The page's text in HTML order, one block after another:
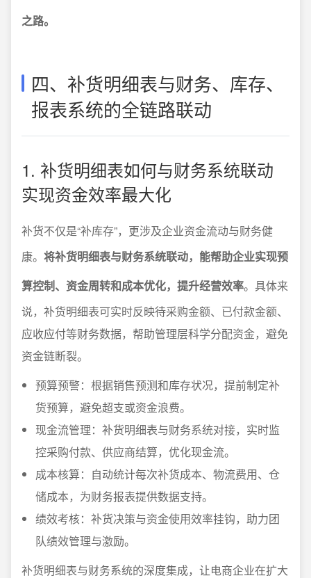
之路。
四、补货明细表与财务、库存、
报表系统的全链路联动
1. 补货明细表如何与财务系统联动
实现资金效率最大化
补货不仅是“补库存”，更涉及企业资金流动与财务健
康。 将补货明细表与财务系统联动，能帮助企业实现预
算控制、资金周转和成本优化，提升经营效率。具体来
说，补货明细表可实时反映待采购金额、已付款金额、
应收应付等财务数据，帮助管理层科学分配资金，避免
资金链断裂。
预算预警：根据销售预测和库存状况，提前制定补
货预算，避免超支或资金浪费。
现金流管理：补货明细表与财务系统对接，实时监
控采购付款、供应商结算，优化现金流。
成本核算：自动统计每次补货成本、物流费用、仓
储成本，为财务报表提供数据支持。
绩效考核：补货决策与资金使用效率挂钩，助力团
队绩效管理与激励。
补货明细表与财务系统的深度集成，让电商企业在扩大